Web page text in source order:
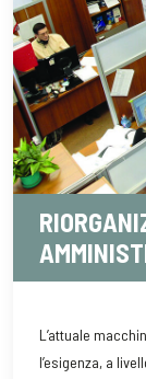
L’attuale
l’esigenza, a